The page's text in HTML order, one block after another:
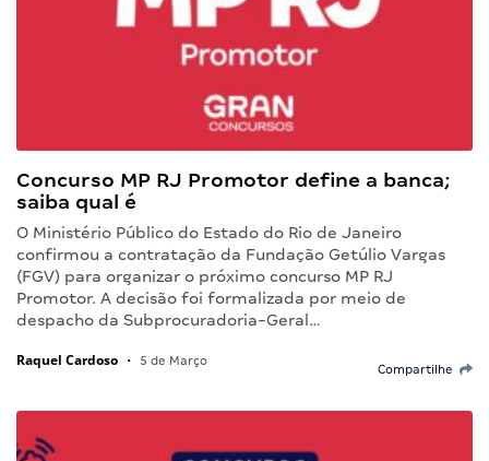
Concurso MP RJ Promotor define a banca;
saiba qual é
O Ministério Público do Estado do Rio de Janeiro
confirmou a contratação da Fundação Getúlio Vargas
(FGV) para organizar o próximo concurso MP RJ
Promotor. A decisão foi formalizada por meio de
despacho da Subprocuradoria-Geral…
Raquel Cardoso • 5 de Março
Compartilhe